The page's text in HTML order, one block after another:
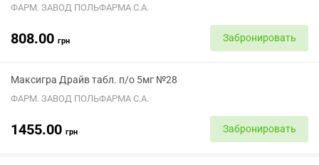
ФАРМ. ЗАВОД ПОЛЬФАРМА С.А.
808.00 грн Забронировать
Максигра Драйв табл. п/о 5мг №28
ФАРМ. ЗАВОД ПОЛЬФАРМА С.А.
1455.00 грн Забронировать